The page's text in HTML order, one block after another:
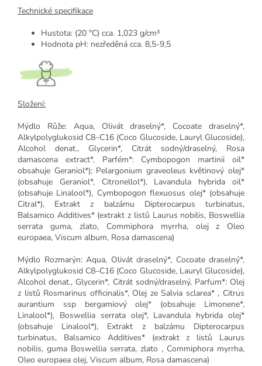
Technické specifikace
Hustota: (20 °C) cca. 1,023 g/cm³
Hodnota pH: nezředěná cca. 8,5-9,5
Složení:
Mýdlo Růže: Aqua, Olivát draselný*, Cocoate draselný*,
Alkylpolyglukosid C8–C16 (Coco Glucoside, Lauryl Glucoside),
Alcohol denat., Glycerin*, Citrát sodný/draselný, Rosa
damascena extract*, Parfém*: Cymbopogon martinii oil*
obsahuje Geraniol*); Pelargonium graveoleus květinový olej*
(obsahuje Geraniol*, Citronellol*), Lavandula hybrida oil*
(obsahuje Linalool*), Cymbopogon flexuosus olej* (obsahuje
Citral*), Extrakt z balzámu Dipterocarpus turbinatus,
Balsamico Additives* (extrakt z listů Laurus nobilis, Boswellia
serrata guma, zlato, Commiphora myrrha, olej z Oleo
europaea, Viscum album, Rosa damascena)
Mýdlo Rozmarýn: Aqua, Olivát draselný*, Cocoate draselný*,
Alkylpolyglukosid C8–C16 (Coco Glucoside, Lauryl Glucoside),
Alcohol denat., Glycerin*, Citrát sodný/draselný, Parfum*: Olej
z listů Rosmarinus officinalis*, Olej ze Salvia sclarea* , Citrus
aurantium ssp bergamiový olej* (obsahuje Limonene*,
Linalool*), Boswellia serrata olej*, Lavandula hybrida olej*
(obsahuje Linalool*), Extrakt z balzámu Dipterocarpus
turbinatus, Balsamico Additives* (extrakt z listů Laurus
nobilis, guma Boswellia serrata, zlato , Commiphora myrrha,
Oleo europaea olej, Viscum album, Rosa damascena)